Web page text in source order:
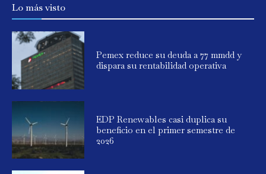
Lo más visto
Pemex reduce su deuda a 77 mmdd y
dispara su rentabilidad operativa
EDP Renewables casi duplica su
beneficio en el primer semestre de
2026